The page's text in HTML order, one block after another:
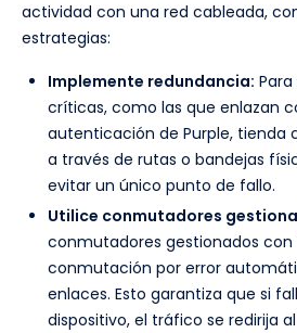
actividad con una red cableada,
estrategias:
Implemente redundancia:
críticas, como las que enlazan
autenticación de Purple, tienda
a través de rutas o bandejas
evitar un único punto de fallo.
Utilice conmutadores
conmutadores gestionados
conmutación por error
enlaces. Esto garantiza que si
dispositivo, el tráfico se redirija